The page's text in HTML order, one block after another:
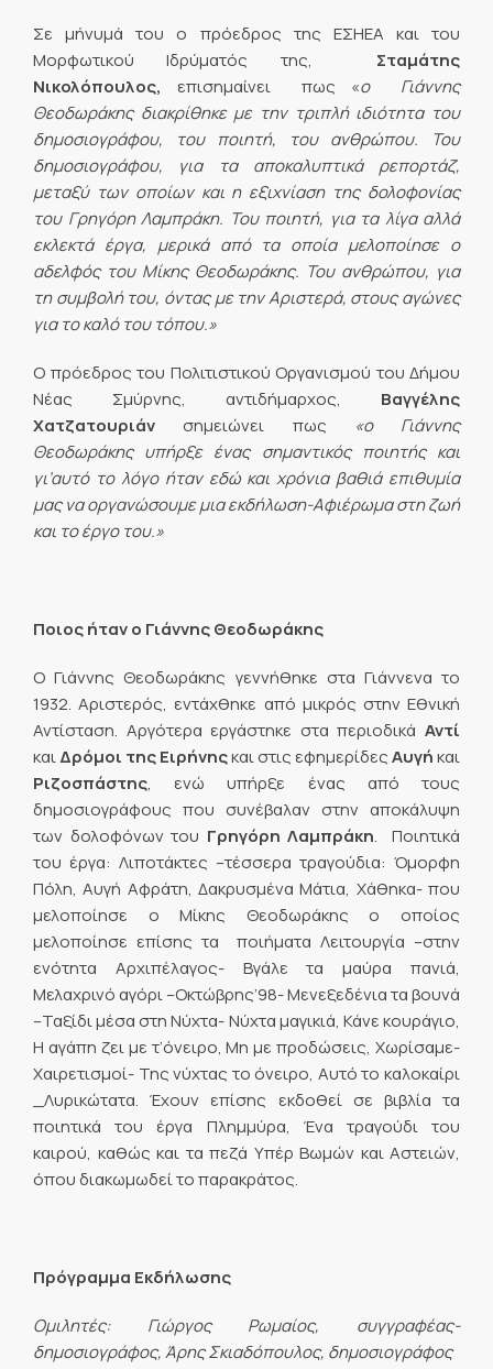
Σε μήνυμά του ο πρόεδρος της ΕΣΗΕΑ και του
Μορφωτικού Ιδρύματός της, Σταμάτης
Νικολόπουλος, επισημαίνει πως «ο Γιάννης
Θεοδωράκης διακρίθηκε με την τριπλή ιδιότητα του
δημοσιογράφου, του ποιητή, του ανθρώπου. Του
δημοσιογράφου, για τα αποκαλυπτικά ρεπορτάζ,
μεταξύ των οποίων και η εξιχνίαση της δολοφονίας
του Γρηγόρη Λαμπράκη. Του ποιητή, για τα λίγα αλλά
εκλεκτά έργα, μερικά από τα οποία μελοποίησε ο
αδελφός του Μίκης Θεοδωράκης. Του ανθρώπου, για
τη συμβολή του, όντας με την Αριστερά, στους αγώνες
για το καλό του τόπου.»
Ο πρόεδρος του Πολιτιστικού Οργανισμού του Δήμου
Νέας Σμύρνης, αντιδήμαρχος, Βαγγέλης
Χατζατουριάν σημειώνει πως
«ο Γιάννης
Θεοδωράκης υπήρξε ένας σημαντικός ποιητής και
γι’αυτό το λόγο ήταν εδώ και χρόνια βαθιά επιθυμία
μας να οργανώσουμε μια εκδήλωση-Αφιέρωμα στη ζωή
και το έργο του.»
Ποιος ήταν ο Γιάννης Θεοδωράκης
Ο Γιάννης Θεοδωράκης γεννήθηκε στα Γιάννενα το
1932. Αριστερός, εντάχθηκε από μικρός στην Εθνική
Αντίσταση. Αργότερα εργάστηκε στα περιοδικά Αντί
καιΔρόμοι της Ειρήνηςκαι στις εφημερίδεςΑυγήκαι
Ριζοσπάστης, ενώ υπήρξε ένας από τους
δημοσιογράφους που συνέβαλαν στην αποκάλυψη
των δολοφόνων του Γρηγόρη Λαμπράκη. Ποιητικά
του έργα: Λιποτάκτες –τέσσερα τραγούδια: Όμορφη
Πόλη, Αυγή Αφράτη, Δακρυσμένα Μάτια, Χάθηκα- που
μελοποίησε ο Μίκης Θεοδωράκης ο οποίος
μελοποίησε επίσης τα ποιήματα Λειτουργία –στην
ενότητα Αρχιπέλαγος- Βγάλε τα μαύρα πανιά,
Μελαχρινό αγόρι –Οκτώβρης’98- Μενεξεδένια τα βουνά
–Ταξίδι μέσα στη Νύχτα- Νύχτα μαγικιά, Κάνε κουράγιο,
Η αγάπη ζει με τ’όνειρο, Μη με προδώσεις, Χωρίσαμε-
Χαιρετισμοί- Της νύχτας το όνειρο, Αυτό το καλοκαίρι
_Λυρικώτατα. Έχουν επίσης εκδοθεί σε βιβλία τα
ποιητικά του έργα Πλημμύρα, Ένα τραγούδι του
καιρού, καθώς και τα πεζά Υπέρ Βωμών και Αστειών,
όπου διακωμωδεί το παρακράτος.
Πρόγραμμα Εκδήλωσης
Ομιλητές: Γιώργος Ρωμαίος, συγγραφέας-
δημοσιογράφος, Άρης Σκιαδόπουλος, δημοσιογράφος